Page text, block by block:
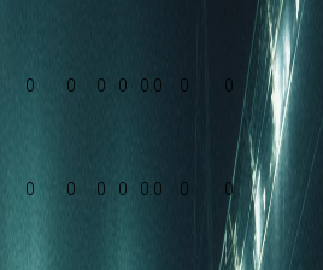
0 0 0 0 0:0 0 0
0 0 0 0 0:0 0 0